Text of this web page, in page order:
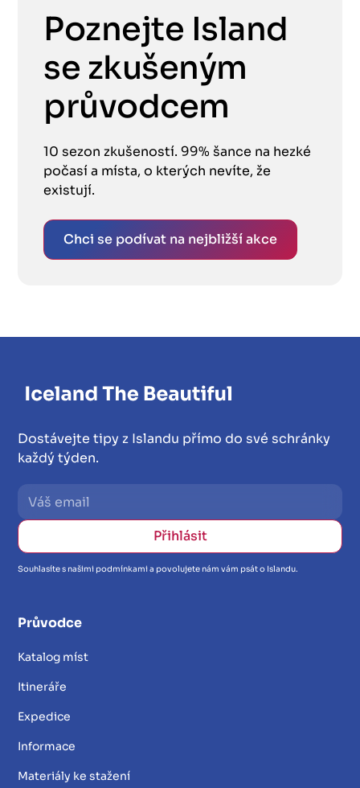
Poznejte Island
se zkušeným
průvodcem
10 sezon zkušeností. 99% šance na hezké
počasí a místa, o kterých nevíte, že
existují.
Chci se podívat na nejbližší akce
Dostávejte tipy z Islandu přímo do své schránky
každý týden.
Souhlasíte s našimi podmínkami a povolujete nám vám psát o Islandu.
Průvodce
Katalog míst
Itineráře
Expedice
Informace
Materiály ke stažení